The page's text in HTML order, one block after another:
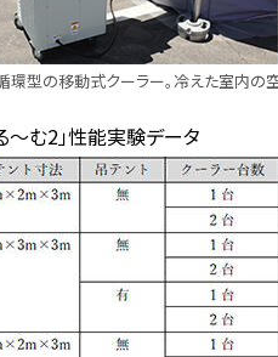
環型の移動式クーラー。冷えた室内
～む2」性能実験データ